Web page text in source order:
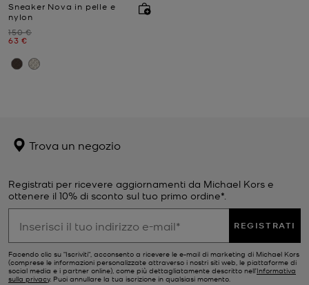
Sneaker Nova in pelle e
nylon
Prezzo iniziale
150 €
Prezzo attuale
63 €
Trova un negozio
Registrati per ricevere aggiornamenti da Michael Kors e
ottenere il 10% di sconto sul tuo primo ordine*.
REGISTRATI
Facendo clic su "Iscriviti", acconsento a ricevere le e-mail di marketing di Michael Kors
(comprese le informazioni personalizzate attraverso i nostri siti web, le piattaforme di
social media e i partner online), come più dettagliatamente descritto nell’Informativa
sulla privacy. Puoi annullare la tua iscrizione in qualsiasi momento.